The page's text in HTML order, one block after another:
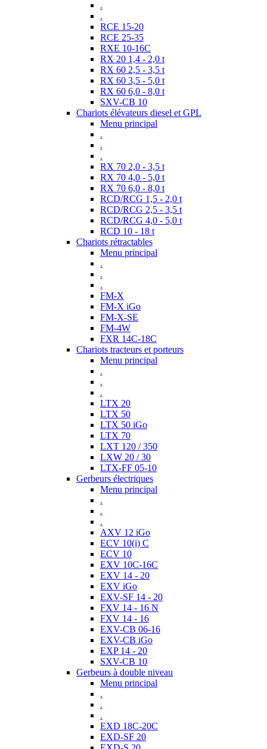
.
.
RCE 15-20
RCE 25-35
RXE 10-16C
RX 20 1,4 - 2,0 t
RX 60 2,5 - 3,5 t
RX 60 3,5 - 5,0 t
RX 60 6,0 - 8,0 t
SXV-CB 10
Chariots élévateurs diesel et GPL
Menu principal
.
.
.
RX 70 2,0 - 3,5 t
RX 70 4,0 - 5,0 t
RX 70 6,0 - 8,0 t
RCD/RCG 1,5 - 2,0 t
RCD/RCG 2,5 - 3,5 t
RCD/RCG 4,0 - 5,0 t
RCD 10 - 18 t
Chariots rétractables
Menu principal
.
.
.
FM-X
FM-X iGo
FM-X-SE
FM-4W
FXR 14C-18C
Chariots tracteurs et porteurs
Menu principal
.
.
.
LTX 20
LTX 50
LTX 50 iGo
LTX 70
LXT 120 / 350
LXW 20 / 30
LTX-FF 05-10
Gerbeurs électriques
Menu principal
.
.
.
AXV 12 iGo
ECV 10(i) C
ECV 10
EXV 10C-16C
EXV 14 - 20
EXV iGo
EXV-SF 14 - 20
FXV 14 - 16 N
FXV 14 - 16
EXV-CB 06-16
EXV-CB iGo
EXP 14 - 20
SXV-CB 10
Gerbeurs à double niveau
Menu principal
.
.
.
EXD 18C-20C
EXD-SF 20